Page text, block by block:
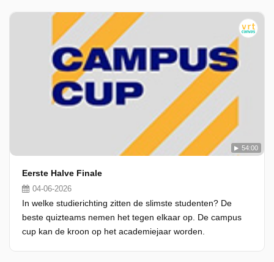
54:00
Eerste Halve Finale
04-06-2026
In welke studierichting zitten de slimste studenten? De
beste quizteams nemen het tegen elkaar op. De campus
cup kan de kroon op het academiejaar worden.